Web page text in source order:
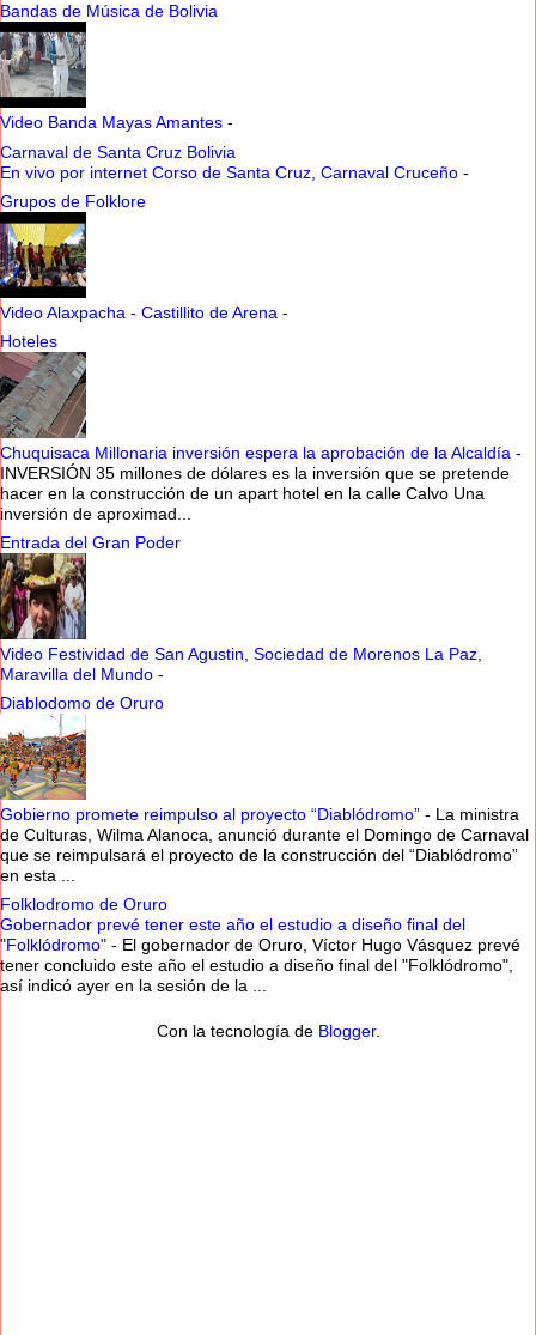
Bandas de Música de Bolivia
Video Banda Mayas Amantes -
Carnaval de Santa Cruz Bolivia
En vivo por internet Corso de Santa Cruz, Carnaval Cruceño -
Grupos de Folklore
Video Alaxpacha - Castillito de Arena -
Hoteles
Chuquisaca Millonaria inversión espera la aprobación de la Alcaldía -
INVERSIÓN 35 millones de dólares es la inversión que se pretende
hacer en la construcción de un apart hotel en la calle Calvo Una
inversión de aproximad...
Entrada del Gran Poder
Video Festividad de San Agustin, Sociedad de Morenos La Paz,
Maravilla del Mundo -
Diablodomo de Oruro
Gobierno promete reimpulso al proyecto “Diablódromo” - La ministra
de Culturas, Wilma Alanoca, anunció durante el Domingo de Carnaval
que se reimpulsará el proyecto de la construcción del “Diablódromo”
en esta ...
Folklodromo de Oruro
Gobernador prevé tener este año el estudio a diseño final del
"Folklódromo" - El gobernador de Oruro, Víctor Hugo Vásquez prevé
tener concluido este año el estudio a diseño final del "Folklódromo",
así indicó ayer en la sesión de la ...
Con la tecnología de Blogger.